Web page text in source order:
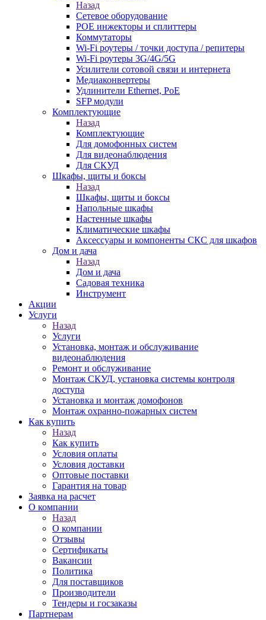
Назад
Сетевое оборудование
POE инжекторы и сплиттеры
Коммутаторы
Wi-Fi роутеры / точки доступа / репитеры
Wi-Fi роутеры 3G/4G/5G
Усилители сотовой связи и интернета
Медиаконвертеры
Удлинители Ethernet, PoE
SFP модули
Комплектующие
Назад
Комплектующие
Для домофонных систем
Для видеонаблюдения
Для СКУД
Шкафы, щиты и боксы
Назад
Шкафы, щиты и боксы
Напольные шкафы
Настенные шкафы
Климатические шкафы
Аксессуары и компоненты СКС для шкафов
Дом и дача
Назад
Дом и дача
Садовая техника
Инструмент
Акции
Услуги
Назад
Услуги
Установка, монтаж и обслуживание
видеонаблюдения
Ремонт и обслуживание
Монтаж СКУД, установка системы контроля
доступа
Установка и монтаж домофонов
Монтаж охранно-пожарных систем
Как купить
Назад
Как купить
Условия оплаты
Условия доставки
Оптовые поставки
Гарантия на товар
Заявка на расчет
О компании
Назад
О компании
Отзывы
Сертификаты
Вакансии
Политика
Для поставщиков
Производители
Тендеры и госзаказы
Партнерам